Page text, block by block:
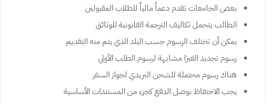
بعض الجامعات تقدم دعماً مالياً للطلاب المقبولين
الطالب يتحمل تكاليف الترجمة القانونية للوثائق
يمكن أن تختلف الرسوم حسب البلد الذي يتم منه التقديم
رسوم تجديد الفيزا مشابهة لرسوم الطلب الأولي
هناك رسوم محتملة للشحن البريدي لجواز السفر
يجب الاحتفاظ بوصل الدفع كجزء من المستندات الأساسية